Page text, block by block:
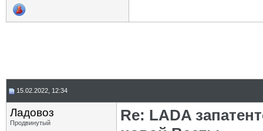
15.02.2022, 12:34
Ладовоз
Продвинутый
Re: LADA